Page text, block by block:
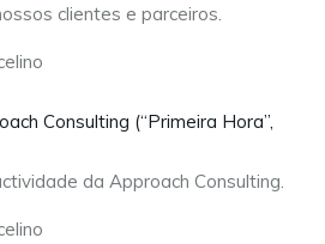
clientes e parceiros.
Consulting (“Primeira Hora”,
da Approach Consulting.